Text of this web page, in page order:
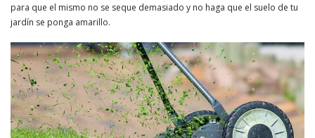
para que el mismo no se seque demasiado y no haga que el suelo de tu
jardín se ponga amarillo.